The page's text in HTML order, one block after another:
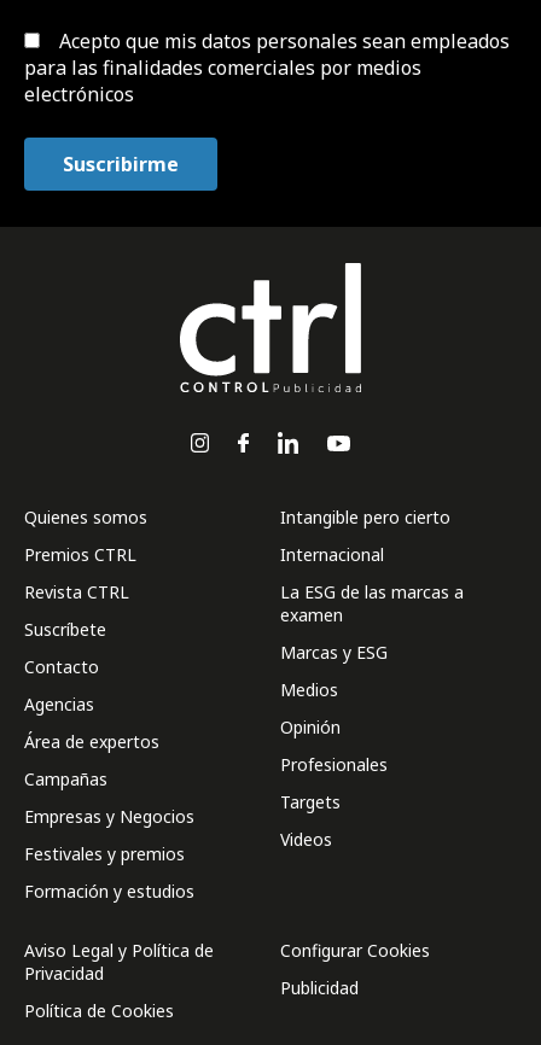
Acepto que mis datos personales sean empleados
para las finalidades comerciales por medios
electrónicos
Quienes somos
Premios CTRL
Revista CTRL
Suscríbete
Contacto
Agencias
Área de expertos
Campañas
Empresas y Negocios
Festivales y premios
Formación y estudios
Intangible pero cierto
Internacional
La ESG de las marcas a
examen
Marcas y ESG
Medios
Opinión
Profesionales
Targets
Videos
Aviso Legal y Política de
Privacidad
Política de Cookies
Configurar Cookies
Publicidad